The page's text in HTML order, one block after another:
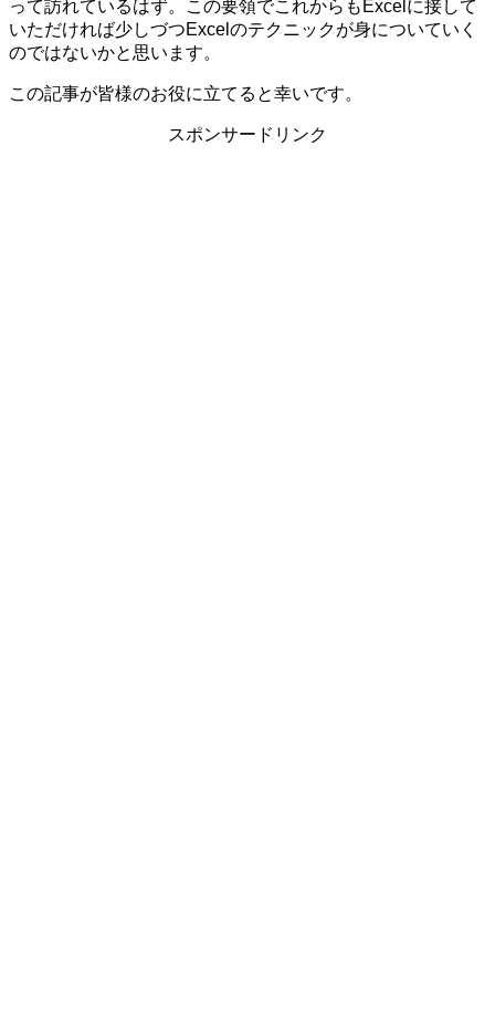
って訪れているはず。この要領でこれからもExcelに接して
いただければ少しづつExcelのテクニックが身についていく
のではないかと思います。
この記事が皆様のお役に立てると幸いです。
スポンサードリンク